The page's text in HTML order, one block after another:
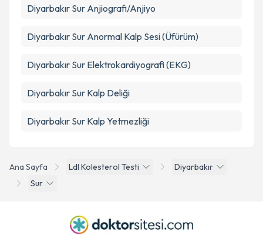
Ana Sayfa Ldl Kolesterol Testi
Diyarbakır
Sur
Diyarbakır Sur Anjiografi/Anjiyo
Diyarbakır Sur Anormal Kalp Sesi (Üfürüm)
Diyarbakır Sur Elektrokardiyografi (EKG)
Diyarbakır Sur Kalp Deliği
Diyarbakır Sur Kalp Yetmezliği